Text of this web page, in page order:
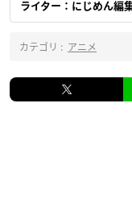
ライター：にじめん編
カテゴリ : アニメ